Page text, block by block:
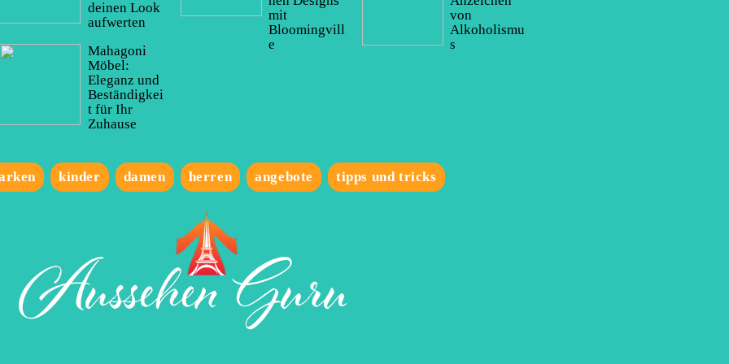
deinen Look
aufwerten
Mahagoni
Möbel:
Eleganz und
Beständigkei
t für Ihr
Zuhause
mit
Bloomingvill
e
von
Alkoholismu
s
kinder damen herren angebote tipps und tricks